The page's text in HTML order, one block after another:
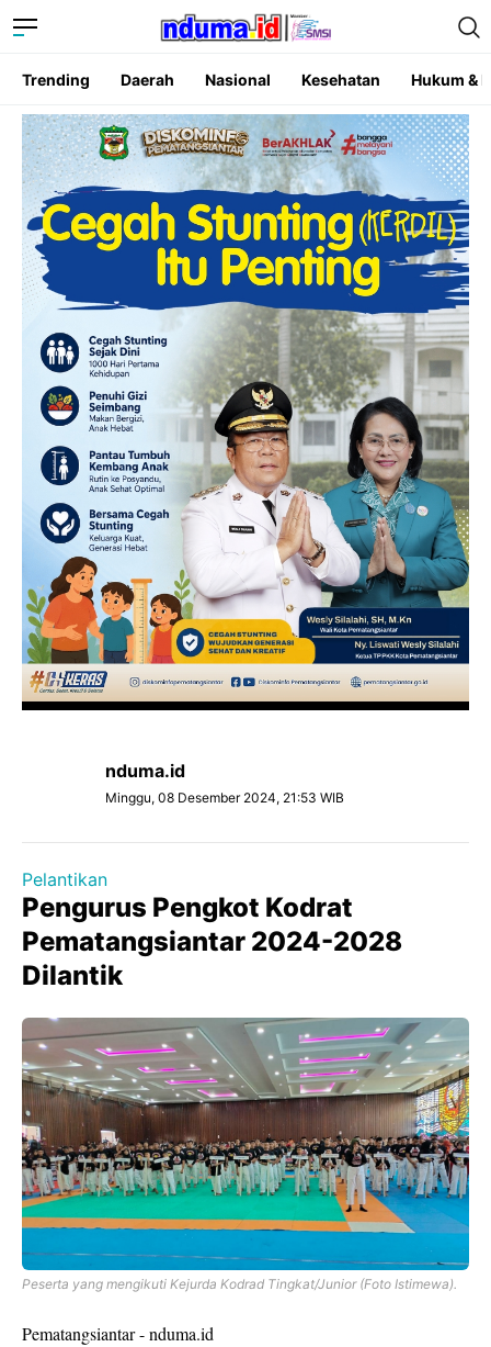
Trending Daerah Nasional Kesehatan Hukum &
nduma.id
Minggu, 08 Desember 2024, 21:53 WIB
Pelantikan
Pengurus Pengkot Kodrat
Pematangsiantar 2024-2028
Dilantik
Peserta yang mengikuti Kejurda Kodrad Tingkat/Junior (Foto Istimewa).
Pematangsiantar - nduma.id